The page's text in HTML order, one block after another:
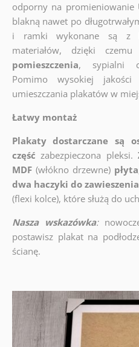
odporny na
blakną nawet po
i ramki wykonane są z
materiałów, dzięki
pomieszczenia, sypialni
Pomimo wysokiej jakości
umieszczania plakatów w
Łatwy montaż
Plakaty dostarczane są
część zabezpieczona pleksi.
MDF (włókno drzewne) płyta
dwa haczyki do zawieszenia
(flexi kolce), które służą do
Nasza wskazówka:
postawisz plakat na
ścianę.